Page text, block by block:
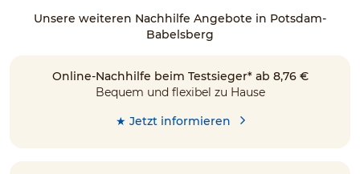
Unsere weiteren Nachhilfe Angebote in Potsdam-
Babelsberg
Online-Nachhilfe beim Testsieger* ab 8,76 €
Bequem und flexibel zu Hause
★ Jetzt informieren